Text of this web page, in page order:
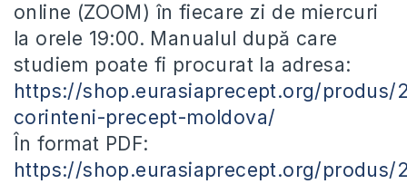
online (ZOOM) în fiecare zi de miercuri
la orele 19:00. Manualul după care
studiem poate fi procurat la adresa:
https://shop.eurasiaprecept.org/produs/
corinteni-precept-moldova/
În format PDF:
https://shop.eurasiaprecept.org/produs/